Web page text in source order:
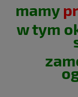
mamy
w tym